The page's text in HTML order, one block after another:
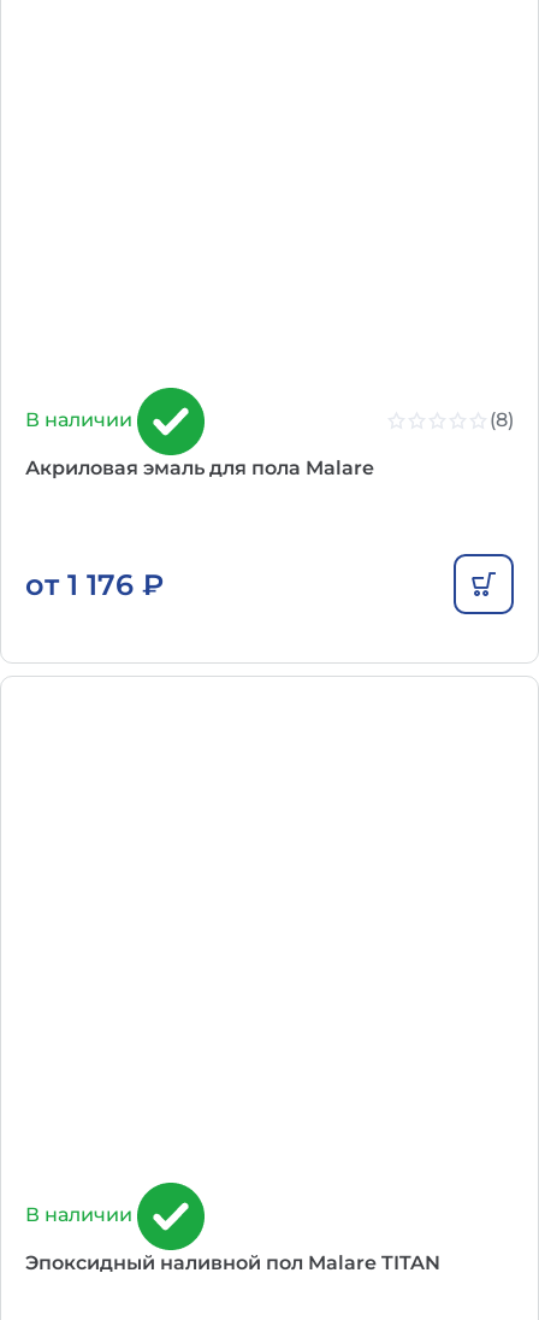
В наличии (8)
Акриловая эмаль для пола Malare
от 1 176 ₽
В наличии
Эпоксидный наливной пол Malare TITAN